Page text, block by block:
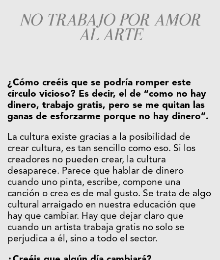
NO TRABAJO POR AMOR
AL ARTE
¿Cómo creéis que se podría romper este
círculo vicioso? Es decir, el de “como no hay
dinero, trabajo gratis, pero se me quitan las
ganas de esforzarme porque no hay dinero”.
La cultura existe gracias a la posibilidad de
crear cultura, es tan sencillo como eso. Si los
creadores no pueden crear, la cultura
desaparece. Parece que hablar de dinero
cuando uno pinta, escribe, compone una
canción o crea es de mal gusto. Se trata de algo
cultural arraigado en nuestra educación que
hay que cambiar. Hay que dejar claro que
cuando un artista trabaja gratis no solo se
perjudica a él, sino a todo el sector.